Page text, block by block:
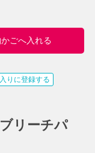
ごへ入れる
りに登録する
リーチパ